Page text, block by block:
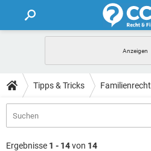
FORUM
TIPPS
Tipps & Tricks Familienrecht
Ergebnisse 1 - 14von 14